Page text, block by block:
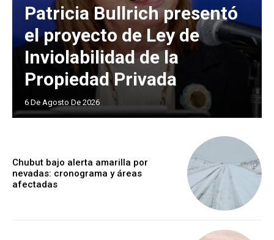
Patricia Bullrich presentó
el proyecto de Ley de
Inviolabilidad de la
Propiedad Privada
6 De Agosto De 2026
Chubut bajo alerta amarilla por
nevadas: cronograma y áreas
afectadas